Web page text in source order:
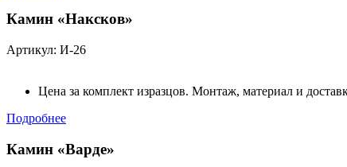
Камин «Наксков»
Артикул: И-26
Цена за комплект изразцов. Монтаж, материал и
Подробнее
Камин «Варде»